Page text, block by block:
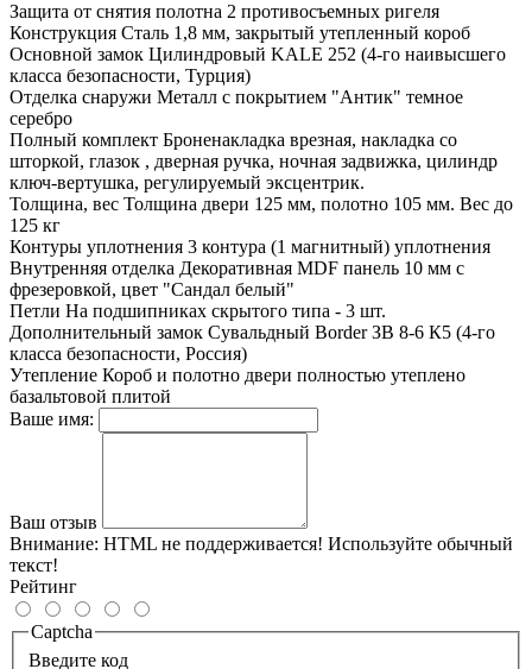
Защита от снятия полотна 2 противосъемных ригеля
Конструкция Сталь 1,8 мм, закрытый утепленный короб
Основной замок Цилиндровый KALE 252 (4-го наивысшего
класса безопасности, Турция)
Отделка снаружи Металл с покрытием "Антик" темное
серебро
Полный комплект Броненакладка врезная, накладка со
шторкой, глазок , дверная ручка, ночная задвижка, цилиндр
ключ-вертушка, регулируемый эксцентрик.
Толщина, вес Толщина двери 125 мм, полотно 105 мм. Вес до
125 кг
Контуры уплотнения 3 контура (1 магнитный) уплотнения
Внутренняя отделка Декоративная MDF панель 10 мм с
фрезеровкой, цвет "Сандал белый"
Петли На подшипниках скрытого типа - 3 шт.
Дополнительный замок Сувальдный Border ЗВ 8-6 К5 (4-го
класса безопасности, Россия)
Утепление Короб и полотно двери полностью утеплено
базальтовой плитой
Ваше имя:
Ваш отзыв
Внимание: HTML не поддерживается! Используйте обычный
текст!
Рейтинг
Captcha
Введите код